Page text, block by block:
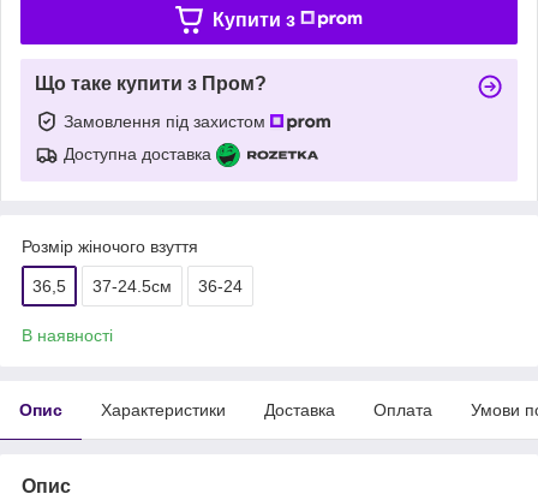
Купити з
Що таке купити з Пром?
Замовлення під захистом
Доступна доставка
Розмір жіночого взуття
36,5 37-24.5см 36-24
В наявності
Опис Характеристики Доставка Оплата Умови
Опис